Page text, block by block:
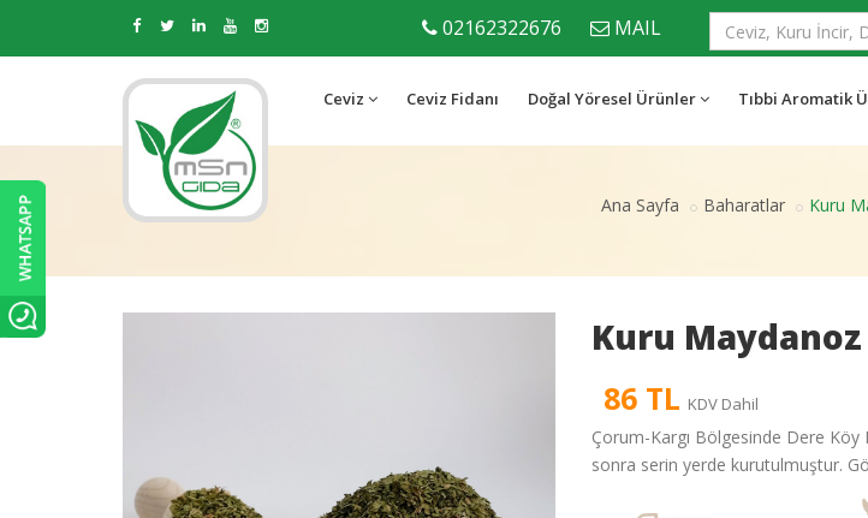
02162322676 MAIL
Ceviz Ceviz Fidanı Doğal Yöresel Ürünler Tıbbi Aromatik
Ana Sayfa Baharatlar Kuru
Kuru Maydanoz
86 TL KDV Dahil
Çorum-Kargı Bölgesinde Dere
sonra serin yerde kurutulmuştur.